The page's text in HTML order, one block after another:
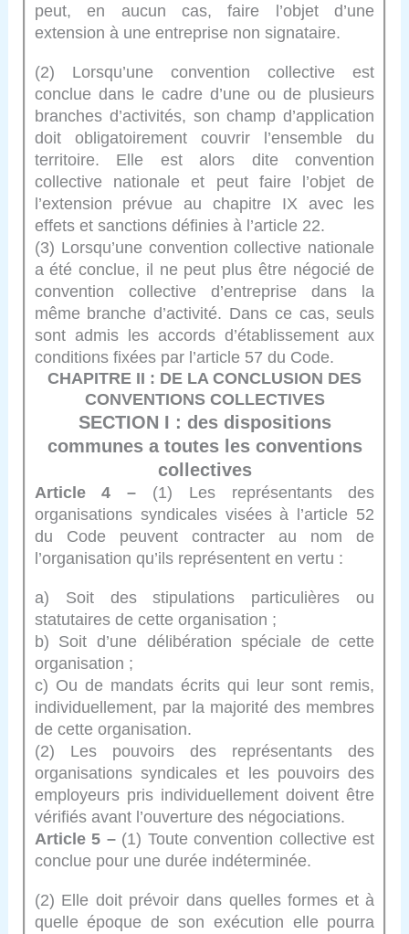
peut, en aucun cas, faire l’objet d’une
extension à une entreprise non signataire.
(2) Lorsqu’une convention collective est
conclue dans le cadre d’une ou de plusieurs
branches d’activités, son champ d’application
doit obligatoirement couvrir l’ensemble du
territoire. Elle est alors dite convention
collective nationale et peut faire l’objet de
l’extension prévue au chapitre IX avec les
effets et sanctions définies à l’article 22.
(3) Lorsqu’une convention collective nationale
a été conclue, il ne peut plus être négocié de
convention collective d’entreprise dans la
même branche d’activité. Dans ce cas, seuls
sont admis les accords d’établissement aux
conditions fixées par l’article 57 du Code.
CHAPITRE II : DE LA CONCLUSION DES
CONVENTIONS COLLECTIVES
SECTION I : des dispositions
communes a toutes les conventions
collectives
Article 4 – (1) Les représentants des
organisations syndicales visées à l’article 52
du Code peuvent contracter au nom de
l’organisation qu’ils représentent en vertu :
a) Soit des stipulations particulières ou
statutaires de cette organisation ;
b) Soit d’une délibération spéciale de cette
organisation ;
c) Ou de mandats écrits qui leur sont remis,
individuellement, par la majorité des membres
de cette organisation.
(2) Les pouvoirs des représentants des
organisations syndicales et les pouvoirs des
employeurs pris individuellement doivent être
vérifiés avant l’ouverture des négociations.
Article 5 –(1) Toute convention collective est
conclue pour une durée indéterminée.
(2) Elle doit prévoir dans quelles formes et à
quelle époque de son exécution elle pourra